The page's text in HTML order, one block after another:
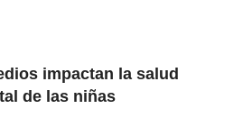
impactan la salud
de las niñas